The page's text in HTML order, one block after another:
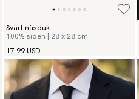
Svart näsduk
100% siden | 28 x 28 cm
17.99 USD